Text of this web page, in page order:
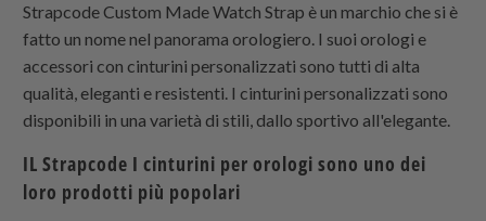
Strapcode Custom Made Watch Strap è un marchio che si è
fatto un nome nel panorama orologiero. I suoi orologi e
accessori con cinturini personalizzati sono tutti di alta
qualità, eleganti e resistenti. I cinturini personalizzati sono
disponibili in una varietà di stili, dallo sportivo all'elegante.
ILStrapcode I cinturini per orologi sono uno dei
loro prodotti più popolari